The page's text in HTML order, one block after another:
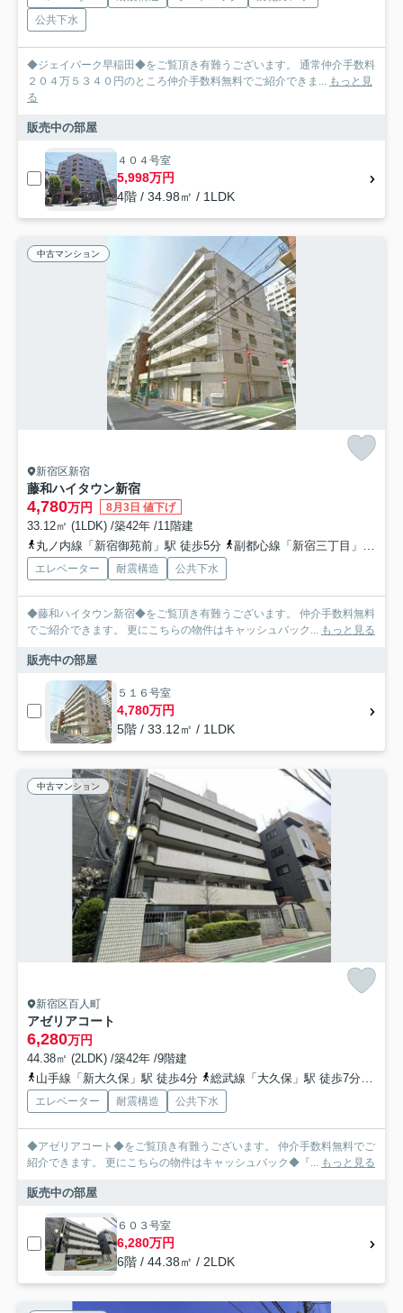
公共下水
◆ジェイパーク早稲田◆をご覧頂き有難うございます。 通常仲介手数料
２０４万５３４０円のところ仲介手数料無料でご紹介できま...
もっと見
る
販売中の部屋
４０４号室
5,998万円
4階 / 34.98㎡ / 1LDK
中古マンション
新宿区新宿
藤和ハイタウン新宿
4,780万円 8月3日 値下げ
33.12㎡ (1LDK) /築42年 /11階建
丸ノ内線「新宿御苑前」駅 徒歩5分
副都心線「新宿三丁目」駅 徒歩9分
エレベーター 耐震構造 公共下水
◆藤和ハイタウン新宿◆をご覧頂き有難うございます。 仲介手数料無料
でご紹介できます。 更にこちらの物件はキャッシュバック...
もっと見る
販売中の部屋
５１６号室
4,780万円
5階 / 33.12㎡ / 1LDK
中古マンション
新宿区百人町
アゼリアコート
6,280万円
44.38㎡ (2LDK) /築42年 /9階建
山手線「新大久保」駅 徒歩4分
総武線「大久保」駅 徒歩7分
エレベーター 耐震構造 公共下水
◆アゼリアコート◆をご覧頂き有難うございます。 仲介手数料無料でご
紹介できます。 更にこちらの物件はキャッシュバック◆『...
もっと見る
販売中の部屋
６０３号室
6,280万円
6階 / 44.38㎡ / 2LDK